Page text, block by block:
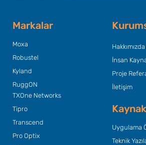
Markalar
Moxa
Robustel
Kyland
RuggON
TXOne Networks
Tipro
Transcend
Pro Optix
Hakkımızda
İnsan
Proje
İletişim
Uygulama
Teknik